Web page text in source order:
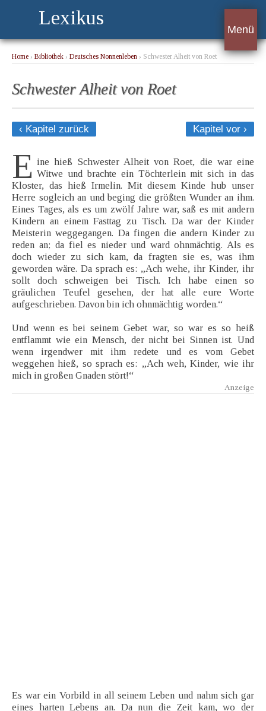
Lexikus
Menü
Home › Bibliothek › Deutsches Nonnenleben › Schwester Alheit von Roet
Schwester Alheit von Roet
‹ Kapitel zurück Kapitel vor ›
E ine hieß Schwester Alheit von Roet, die war eine
Witwe und brachte ein Töchterlein mit sich in das
Kloster, das hieß Irmelin. Mit diesem Kinde hub unser
Herre sogleich an und beging die größten Wunder an ihm.
Eines Tages, als es um zwölf Jahre war, saß es mit andern
Kindern an einem Fasttag zu Tisch. Da war der Kinder
Meisterin weggegangen. Da fingen die andern Kinder zu
reden an; da fiel es nieder und ward ohnmächtig. Als es
doch wieder zu sich kam, da fragten sie es, was ihm
geworden wäre. Da sprach es: „Ach wehe, ihr Kinder, ihr
sollt doch schweigen bei Tisch. Ich habe einen so
gräulichen Teufel gesehen, der hat alle eure Worte
aufgeschrieben. Davon bin ich ohnmächtig worden.“
Und wenn es bei seinem Gebet war, so war es so heiß
entflammt wie ein Mensch, der nicht bei Sinnen ist. Und
wenn irgendwer mit ihm redete und es vom Gebet
weggehen hieß, so sprach es: „Ach weh, Kinder, wie ihr
mich in großen Gnaden stört!“
Es war ein Vorbild in all seinem Leben und nahm sich gar
eines harten Lebens an. Da nun die Zeit kam, wo der